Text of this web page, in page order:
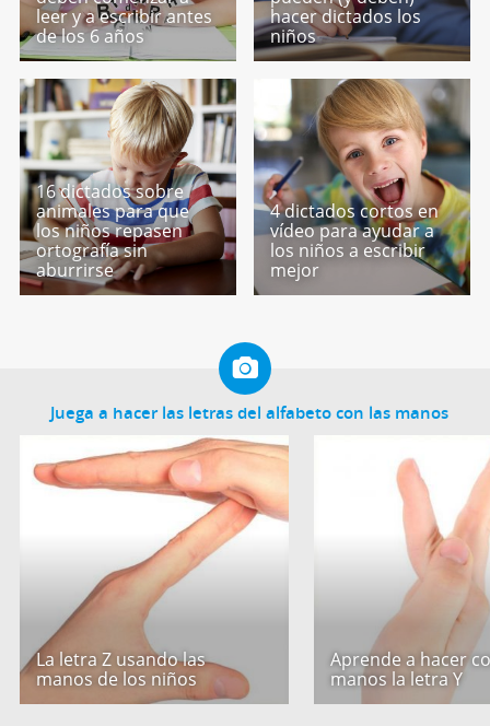
leer y a escribir antes
de los 6 años
hacer dictados los
niños
16 dictados sobre
animales para que
los niños repasen
ortografía sin
aburrirse
4 dictados cortos en
vídeo para ayudar a
los niños a escribir
mejor
Juega a hacer las letras del alfabeto con las manos
La letra Z usando las
manos de los niños
Aprende a hacer
manos la letra Y